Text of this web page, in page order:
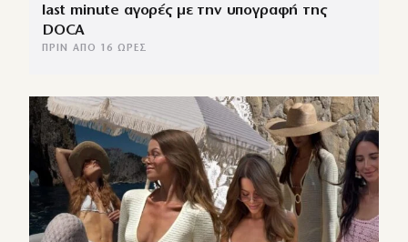
last minute αγορές με την υπογραφή της
DOCA
ΠΡΙΝ ΑΠΌ 16 ΏΡΕΣ